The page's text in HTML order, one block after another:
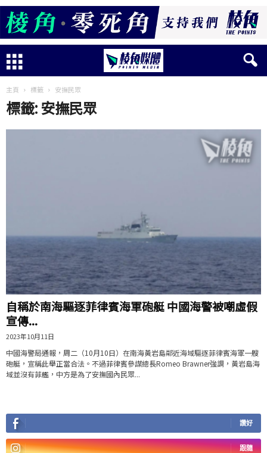
主頁 標籤 安撫民眾
標籤: 安撫民眾
自稱於南海驅逐菲律賓海軍砲艇 中國海警被嘲虛假
宣傳...
2023年10月11日
中國海警局通報，周二（10月10日）在南海黃岩島鄰近海域驅逐菲律賓海軍一艘
砲艇，宣稱此舉正當合法。不過菲律賓參謀總長Romeo Brawner強調，黃岩島海
域並沒有菲艦，中方是為了安撫國內民眾...
讚好
跟隨